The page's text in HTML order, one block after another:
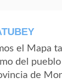
el Mapa
del pueblo
de